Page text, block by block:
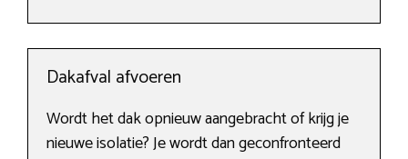
Dakafval afvoeren
Wordt het dak opnieuw aangebracht of krijg je
nieuwe isolatie? Je wordt dan geconfronteerd